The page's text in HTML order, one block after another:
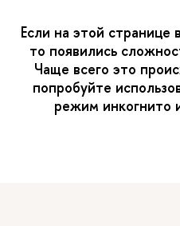
Если на этой странице
то появились
Чаще всего это
попробуйте
режим инкогнито